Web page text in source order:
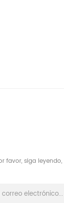
favor, siga